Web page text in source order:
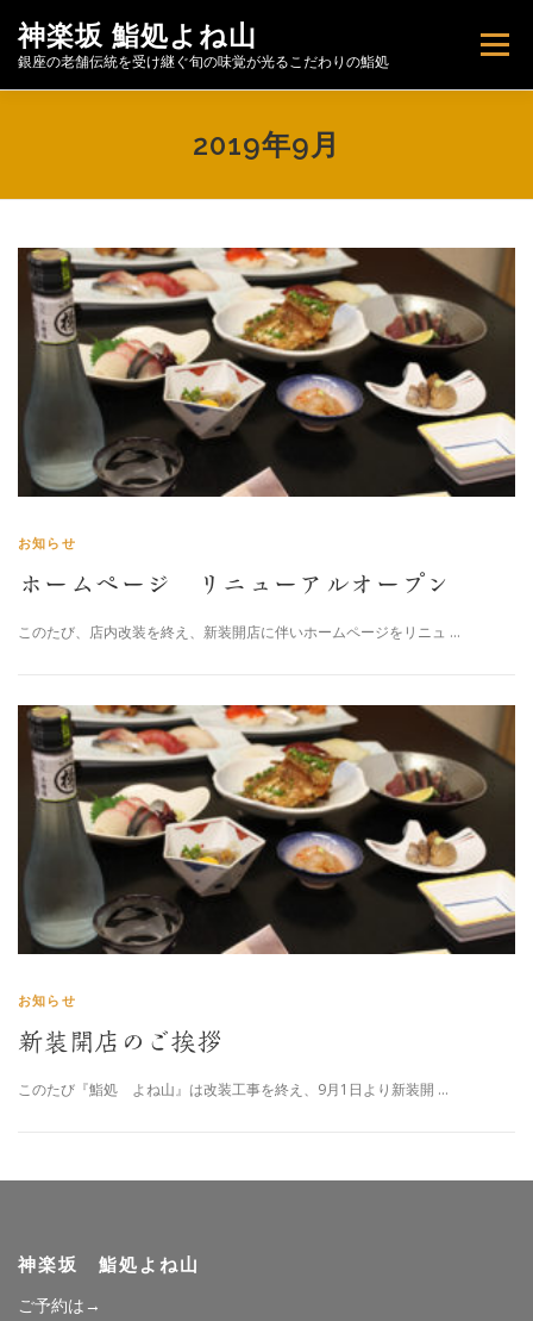
ッ
神楽坂 鮨処よね山
銀座の老舗伝統を受け継ぐ旬の味覚が光るこだわりの鮨処
メニュー
お知らせ こだわり
FOOD MENU 肴と酒 店舗情報
2019年9月
お知らせ
ホームページ リニューアルオープン
このたび、店内改装を終え、新装開店に伴いホームページをリニュ …
お知らせ
新装開店のご挨拶
このたび『鮨処 よね山』は改装工事を終え、9月1日より新装開 …
神楽坂 鮨処よね山
ご予約は→